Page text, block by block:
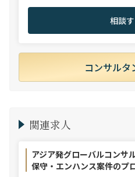
相談
コンサルタ
関連求人
アジア発グローバルコンサ
保守・エンハンス案件のプ